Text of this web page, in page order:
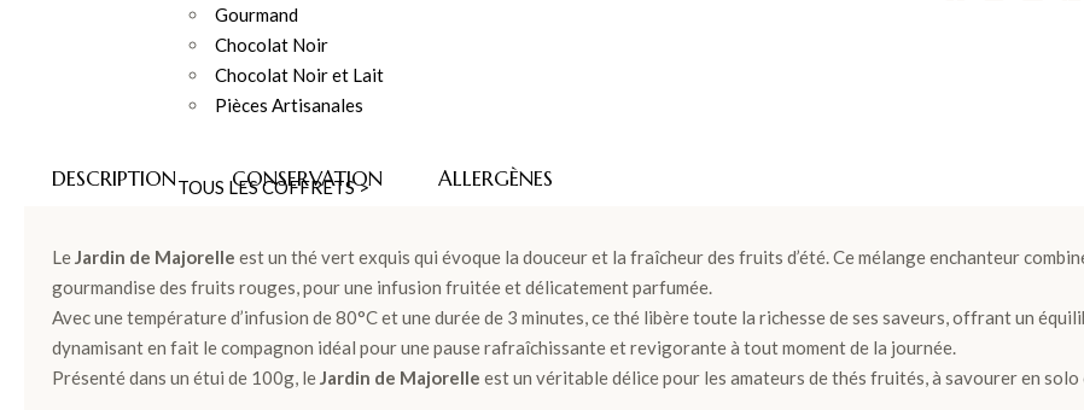
Gourmand
Chocolat Noir
Chocolat Noir et Lait
Pièces Artisanales
TOUS LES COFFRETS >
DÉCOUVRIR LES COLLECTIONS
LES COFFRETS >
DESCRIPTION CONSERVATION ALLERGÈNES
LeJardin de Majorelle est un thé vert exquis qui évoque la douceur et la fraîcheur des fruits d’été. Ce mélange enchanteur
gourmandise des fruits rouges, pour une infusion fruitée et délicatement parfumée.
Avec une température d’infusion de 80°C et une durée de 3 minutes, ce thé libère toute la richesse de ses saveurs, offrant un
dynamisant en fait le compagnon idéal pour une pause rafraîchissante et revigorante à tout moment de la journée.
Présenté dans un étui de 100g, leJardin de Majorelle est un véritable délice pour les amateurs de thés fruités, à savourer en